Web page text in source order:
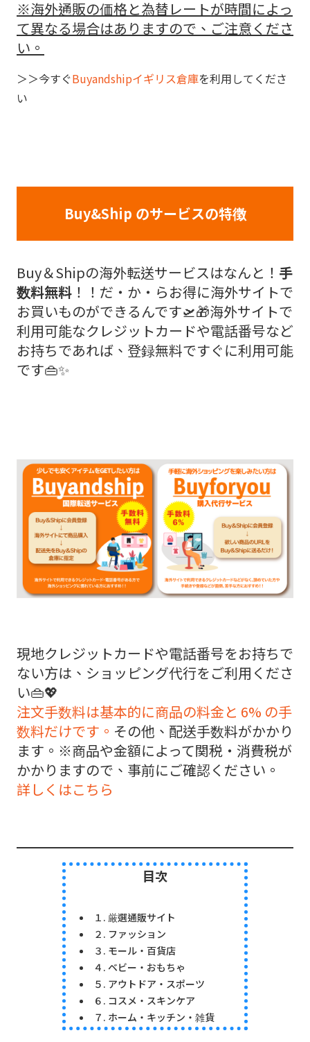
※海外通販の価格と為替レートが時間によっ
て異なる場合はありますので、ご注意くださ
い。
＞＞今すぐBuyandshipイギリス倉庫を利用してくださ
い
Buy&Ship のサービスの特徴
Buy＆Shipの海外転送サービスはなんと！ 手
数料無料 ！！だ・か・らお得に海外サイトで
お買いものができるんです🛫🎁海外サイトで
利用可能なクレジットカードや電話番号など
お持ちであれば、登録無料ですぐに利用可能
です👜✨
現地クレジットカードや電話番号をお持ちで
ない方は、ショッピング代行をご利用くださ
い👜💖
注文手数料は基本的に商品の料金と 6% の手
数料だけです。 その他、配送手数料がかかり
ます。※商品や金額によって関税・消費税が
かかりますので、事前にご確認ください。
詳しくはこちら
目次
１. 厳選通販サイト
２. ファッション
３. モール・百貨店
４. ベビー・おもちゃ
５. アウトドア・スポーツ
６. コスメ・スキンケア
７. ホーム・キッチン・雑貨